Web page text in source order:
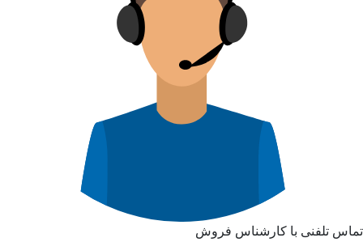
تماس تلفنی با کارشناس فروش